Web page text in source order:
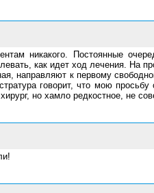
никакого. Постоянные
как идет ход лечения. На
направляют к первому
говорит, что мою
но хамло редкостное, не